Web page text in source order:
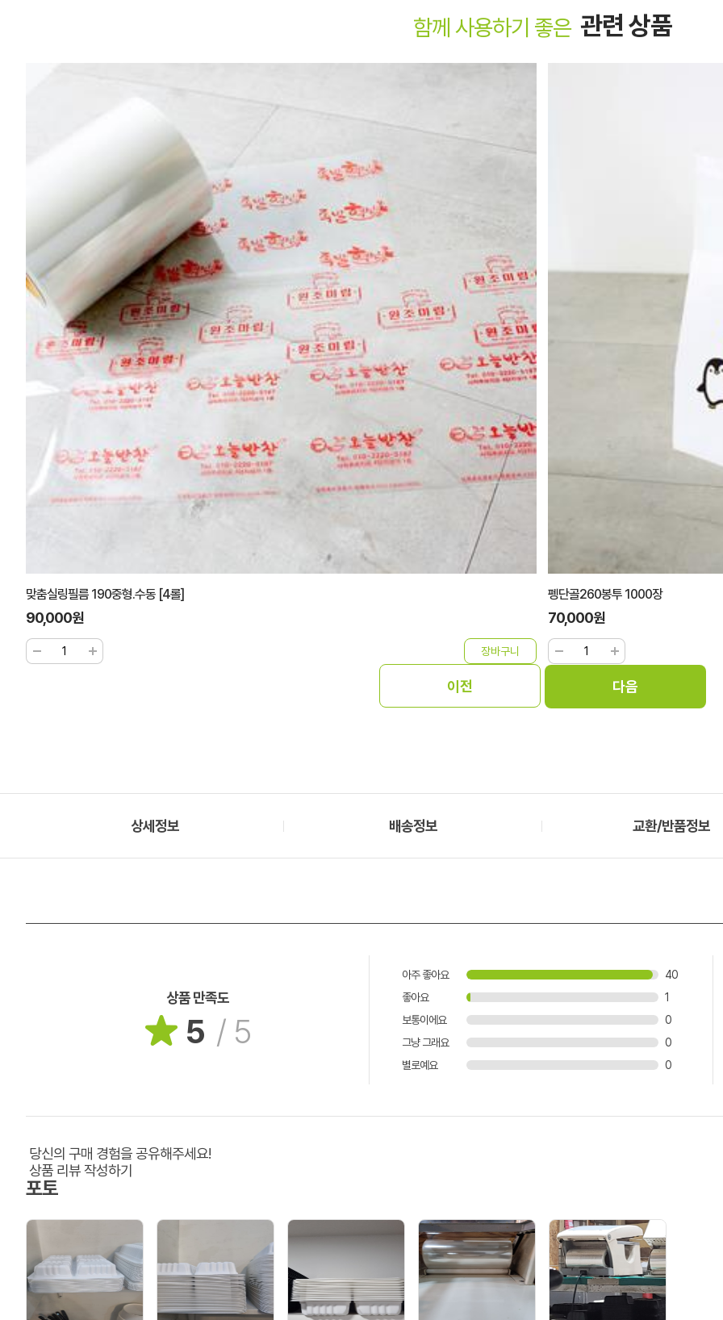
함께 사용하기 좋은 관련 상품
맞춤실링필름 190중형.수동 [4롤]
90,000원
펭단골260봉투 1000장
70,000원
상세정보 배송정보 교환/반품정보
상품 만족도
5 / 5
아주 좋아요
40
좋아요
1
보통이에요
0
그냥 그래요
0
별로예요
0
당신의 구매 경험을 공유해주세요!
상품 리뷰 작성하기
포토